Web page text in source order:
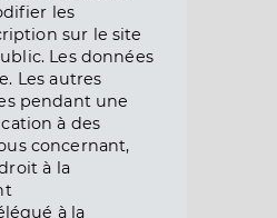
les
sur le site
Les données
Les autres
pendant une
à des
concernant,
à la
à la